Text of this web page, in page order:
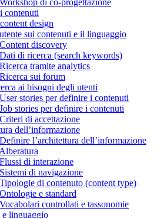
contenuti
design
sui contenuti e il linguaggio
discovery
di ricerca (search keywords)
tramite analytics
sui forum
ai bisogni degli utenti
stories per definire i contenuti
stories per definire i contenuti
di accettazione
dell’informazione
l’architettura dell’informazione
di interazione
di navigazione
di contenuto (content type)
e standard
controllati e tassonomie
e linguaggio